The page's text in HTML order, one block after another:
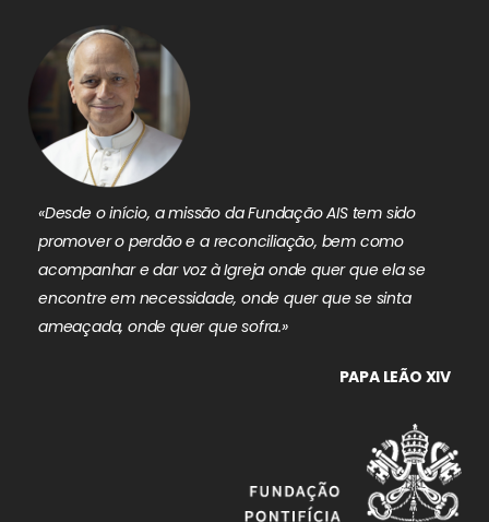
«Desde o início, a missão da Fundação AIS tem sido
promover o perdão e a reconciliação, bem como
acompanhar e dar voz à Igreja onde quer que ela se
encontre em necessidade, onde quer que se sinta
ameaçada, onde quer que sofra.»
PAPA LEÃO XIV